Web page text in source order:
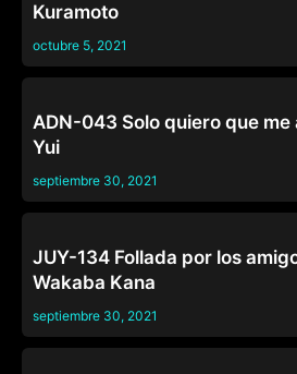
Kuramoto
octubre 5, 2021
ADN-043 Solo quiero que me
Yui
septiembre 30, 2021
JUY-134 Follada por los
Wakaba Kana
septiembre 30, 2021